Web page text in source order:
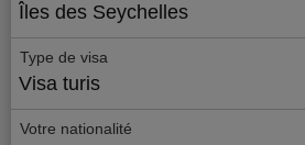
Îles des Seychelles
Type de visa
Visa turis
Votre nationalité